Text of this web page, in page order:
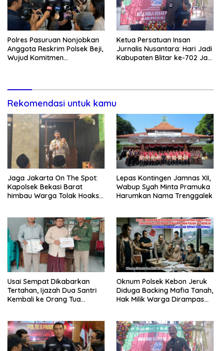
Polres Pasuruan Nonjobkan
Anggota Reskrim Polsek Beji,
Wujud Komitmen
Ketua Persatuan Insan
Jurnalis Nusantara: Hari Jadi
Kabupaten Blitar ke-702 Jadi
Rekomendasi untuk kamu
Jaga Jakarta On The Spot:
Kapolsek Bekasi Barat
himbau Warga Tolak Hoaks
Lepas Kontingen Jamnas XII,
Wabup Syah Minta Pramuka
Harumkan Nama Trenggalek
Usai Sempat Dikabarkan
Tertahan, Ijazah Dua Santri
Kembali ke Orang Tua
Oknum Polsek Kebon Jeruk
Diduga Backing Mafia Tanah,
Hak Milik Warga Dirampas